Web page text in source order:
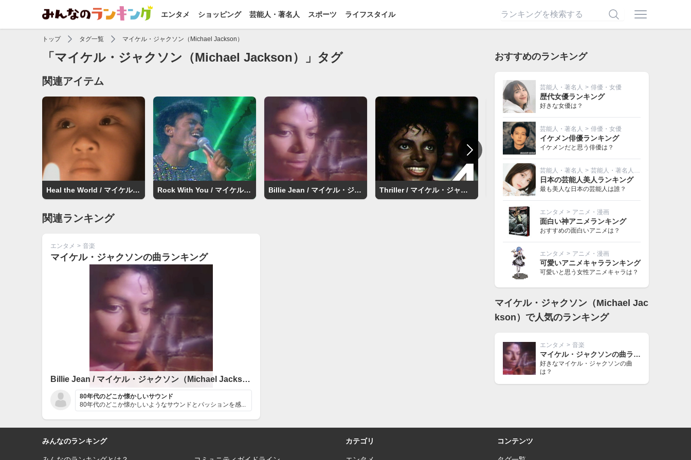
エンタメ ショッピング 芸能人・著名人 スポーツ ライフスタイル
トップ タグ一覧 マイケル・ジャクソン（Michael Jackson）
「マイケル・ジャクソン（Michael Jackson）」タグ
関連アイテム
Heal the World / マイケル・ジャクソン（Michael Jackson） Rock With You / マイケル・ジャクソン（Michael Jackson） Billie Jean / マイケル・ジャクソン（Michael Jackson） Thriller / マイケル・ジャクソン（Michael Jackson） Dirty Diana / マイケル・ジャクソン（Michael Jackson）
関連ランキング
エンタメ > 音楽
マイケル・ジャクソンの曲ランキング
Billie Jean / マイケル・ジャクソン（Michael Jackson）
80年代のどこか懐かしいサウンド
80年代のどこか懐かしいようなサウンドとパッションを感...
おすすめのランキング
芸能人・著名人 > 俳優・女優
歴代女優ランキング
好きな女優は？
芸能人・著名人 > 俳優・女優
イケメン俳優ランキング
イケメンだと思う俳優は？
芸能人・著名人 > 芸能人・著名人その他
日本の芸能人美人ランキング
最も美人な日本の芸能人は誰？
エンタメ > アニメ・漫画
面白い神アニメランキング
おすすめの面白いアニメは？
エンタメ > アニメ・漫画
可愛いアニメキャラランキング
可愛いと思う女性アニメキャラは？
マイケル・ジャクソン（Michael Jac
kson）で人気のランキング
エンタメ > 音楽
マイケル・ジャクソンの曲ランキング
好きなマイケル・ジャクソンの曲
は？
みんなのランキング カテゴリ コンテンツ